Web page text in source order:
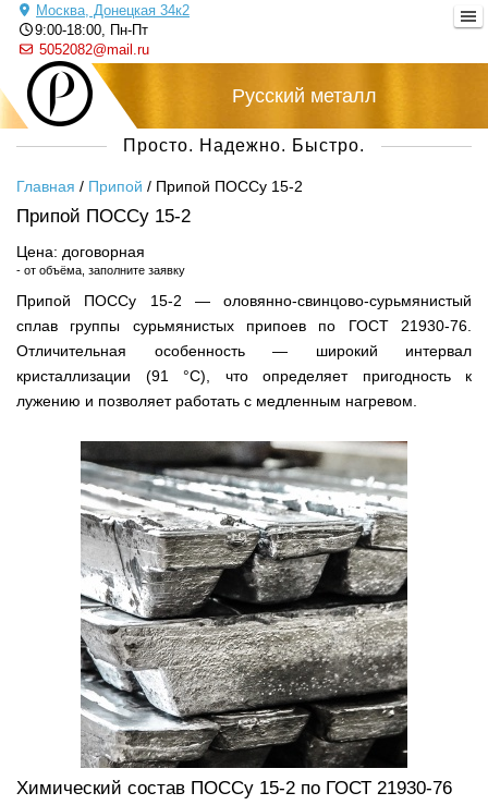
Москва, Донецкая 34к2
9:00-18:00, Пн-Пт
5052082@mail.ru
Русский металл
Просто. Надежно. Быстро.
Главная / Припой / Припой ПОССу 15-2
Припой ПОССу 15-2
Цена: договорная
- от объёма, заполните заявку
Припой ПОССу 15-2 — оловянно-свинцово-сурьмянистый
сплав группы сурьмянистых припоев по ГОСТ 21930-76.
Отличительная особенность — широкий интервал
кристаллизации (91 °С), что определяет пригодность к
лужению и позволяет работать с медленным нагревом.
Химический состав ПОССу 15-2 по ГОСТ 21930-76